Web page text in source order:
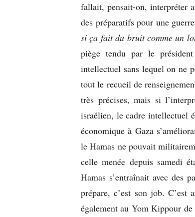
fallait, pensait-on, interpréter
des préparatifs pour une
si ça fait du bruit comme un
piège tendu par le
intellectuel sans lequel on ne
tout le recueil de
très précises, mais si
israélien, le cadre intellectuel
économique à Gaza
le Hamas ne pouvait
celle menée depuis samedi
Hamas s’entraînait avec des
prépare, c’est son job.
également au Yom Kippour